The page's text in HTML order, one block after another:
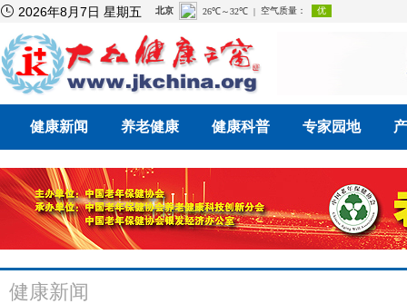
 2026年8月7日 星期五
健康新闻 养老健康 健康科普 专家园地
健康新闻